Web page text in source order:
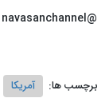
@navasanchannel
برچسب ها: آمریکا